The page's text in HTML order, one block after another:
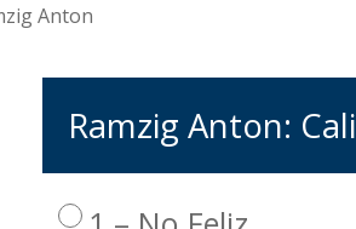
Anton
Ramzig Anton: